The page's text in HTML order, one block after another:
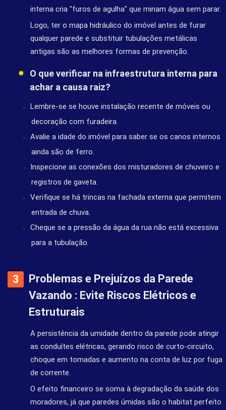
interna cria "furos de agulha" que minam água sem parar.
Logo, ter o mapa hidráulico do imóvel antes de furar
qualquer parede e substituir tubulações metálicas
antigas são as melhores formas de prevenção.
O que verificar na infraestrutura interna para
achar a causa raiz?
Lembre-se se houve instalação recente de móveis ou
decoração com furadeira.
Avalie a idade do imóvel para saber se os canos internos
ainda são de ferro.
Inspecione as conexões dos misturadores de chuveiro e
registros de gaveta.
Verifique se há trincas na fachada externa que permitem
entrada de chuva.
Cheque se a pressão da água da rua não está excessiva
para a tubulação.
Problemas e Prejuízos da Parede
Vazando : Evite Riscos Elétricos e
Estruturais
A persistência da umidade dentro da parede pode atingir
as conduítes elétricas, gerando risco de curto-circuito,
choque em tomadas e aumento na conta de luz por fuga
de corrente.
O efeito financeiro se soma à degradação da saúde dos
moradores, já que paredes úmidas são o habitat perfeito